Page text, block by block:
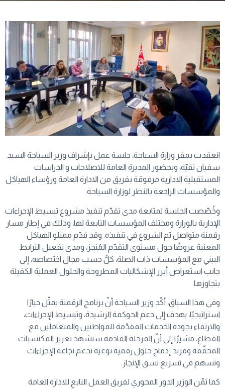
انعقدت بمقر وزارة السياحة، جلسة عمل بإشراف وزير السياحة السيد
سفيان تقيّة، وبحضور المديرة العامة للاصلاحات و الدراسات
المستقبلية الادارية مرفوقة بفريق من الادارة العامة ورؤساء الهياكل
والمؤسسات الراجعة بالنظر لوزارة السياحة.
وخُصّصت الجلسة لمتابعة مدى تقدّم تنفيذ مشروع تبسيط الإجراءات
الإدارية بالوزارة ومختلف المؤسسات التابعة لها، وذلك في إطار مسار
رقمنة متواصل تم الشروع في تنفيذه. وقد قدّم ممثلو الهياكل
المعنية عروضًا حول مستوى التقدّم المُنجز، ومدى تفعيل الترابط
البيني مع المؤسسات ذات الصلة، كلٌّ حسب مجال اختصاصه، إلى
جانب استعراض أبرز الإشكاليات المطروحة والحلول العملية الكفيلة
بتجاوزها.
وفي هذا السياق، أكّد وزير السياحة أنّ برنامج الرقمنة يمثّل خيارًا
استراتيجيًا، يهدف إلى دعم الحوكمة الرشيدة، وتبسيط الإجراءات،
والارتقاء بجودة الخدمات المقدّمة للمواطنين والمتعاملين مع
القطاع، مشيرًا إلى أنّ المرحلة القادمة ستشهد تعزيز المكتسبات
المحقّقة ومزيد إدماج حلول رقمية نوعية تدعم نجاعة الإجراءات
وتسهم في تسريع نسق الإنجاز.
كما ثمّن الوزير الدور المحوري لفريق العمل التابع للادارة العامة